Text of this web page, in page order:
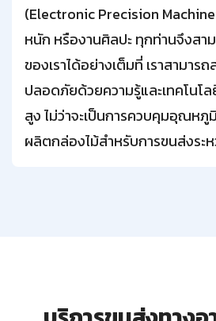
(Electronic Precision
หนัก หรืองานศิลปะ ทุกท่านจึงสาม
ของเราได้อย่างเต็มที่ เราสามา
ปลอดภัยด้วยความรู้และเทคโนโ
สูง ไม่ว่าจะเป็นการควบคุมอุณห
ผลิตกล่องไม้สำหรับการขนส่งระห